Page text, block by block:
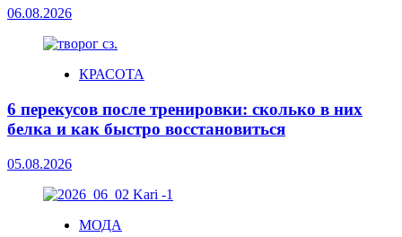
06.08.2026
КРАСОТА
6 перекусов после тренировки: сколько в них
белка и как быстро восстановиться
05.08.2026
МОДА